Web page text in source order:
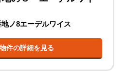
ノ8エーデルワイス
件の詳細を見る